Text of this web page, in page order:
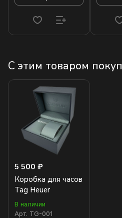
С этим товаром
5 500 ₽
Коробка для часов
Tag Heuer
В наличии
Арт. TG-001